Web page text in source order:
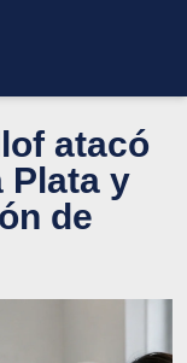
atacó
Plata y
de